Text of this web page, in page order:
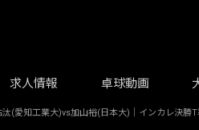
求人情報 卓球動画
汰(愛知工業大)vs加山裕(日本大)｜インカレ決勝